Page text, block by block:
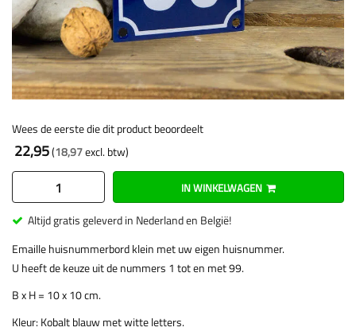
Wees de eerste die dit product beoordeelt
22,95 18,97
IN WINKELWAGEN
Altijd gratis geleverd in Nederland en België!
Emaille huisnummerbord klein met uw eigen huisnummer.
U heeft de keuze uit de nummers 1 tot en met 99.
B x H = 10 x 10 cm.
Kleur: Kobalt blauw met witte letters.